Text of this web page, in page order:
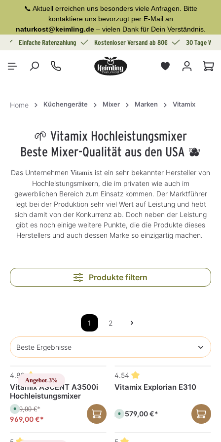
springen
📞 Aktuell erreichen uns besonders viele Anfragen. Bitte
kontaktiere uns bevorzugt per E-Mail an
naturkost@keimling.de– vielen Dank für Dein Verständnis.
Einfache Ratenzahlung Kostenloser Versand ab 80€ 30 Tage
Home Küchengeräte Mixer Marken Vitamix
🌱 Vitamix Hochleistungsmixer
Beste Mixer-Qualität aus den USA 🫐
Das Unternehmen Vitamix ist ein sehr bekannter Hersteller von
Hochleistungsmixern, die im privaten wie auch im
gewerblichen Bereich zum Einsatz kommen. Der Marktführer
legt bei der Produktion sehr viel Wert auf Leistung und hebt
sich damit von der Konkurrenz ab. Doch neben der Leistung
gibt es noch einige weitere Punkte, die die Produkte dieses
Herstellers und auch dessen Marke so einzigartig machen.
Produkte filtern
1 2
Angebot-3%
Vitamix ASCENT A3500i
Hochleistungsmixer
4.89
S
o
f
t
999,00 €*
969,00 €*
Vitamix Explorian E310
4.54
S
o
Ab579,00 €*